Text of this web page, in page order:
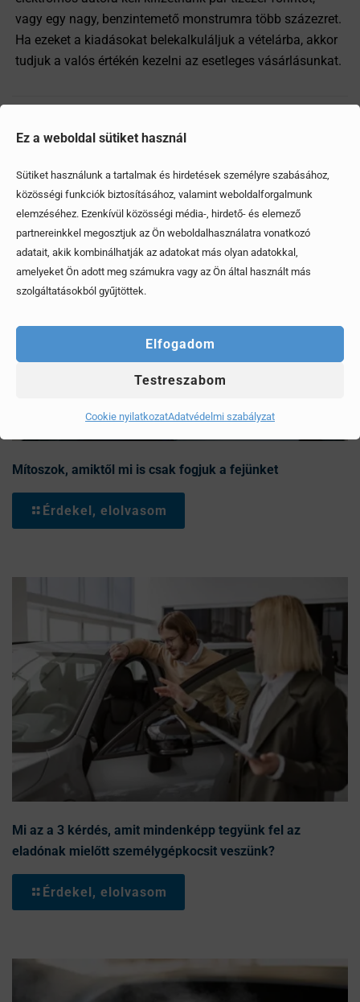
Ez a weboldal sütiket használ
Sütiket használunk a tartalmak és hirdetések személyre szabásához,
közösségi funkciók biztosításához, valamint weboldalforgalmunk
elemzéséhez. Ezenkívül közösségi média-, hirdető- és elemező
partnereinkkel megosztjuk az Ön weboldalhasználatra vonatkozó
adatait, akik kombinálhatják az adatokat más olyan adatokkal,
amelyeket Ön adott meg számukra vagy az Ön által használt más
szolgáltatásokból gyűjtöttek.
Elfogadom
Testreszabom
Cookie nyilatkozatAdatvédelmi szabályzat
vagy egy nagy, benzintemető monstrumra több százezret.
Ha ezeket a kiadásokat belekalkuláljuk a vételárba, akkor
tudjuk a valós értékén kezelni az esetleges vásárlásunkat.
Ezek is érdekelhetik
Mítoszok, amiktől mi is csak fogjuk a fejünket
Érdekel, elolvasom
Mi az a 3 kérdés, amit mindenképp tegyünk fel az
eladónak mielőtt személygépkocsit veszünk?
Érdekel, elolvasom